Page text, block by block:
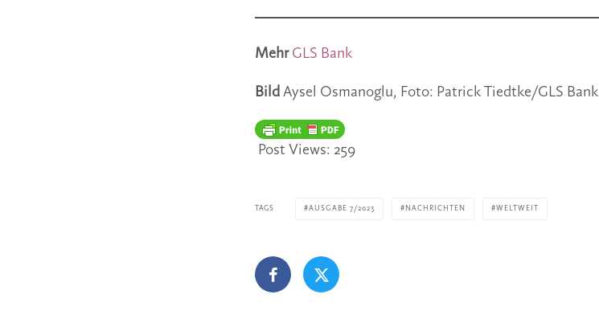
Mehr GLS Bank
Bild Aysel Osmanoglu, Foto: Patrick Tiedtke/GLS Bank
Post Views: 259
TAGS AUSGABE 7/2023 NACHRICHTEN WELTWEIT